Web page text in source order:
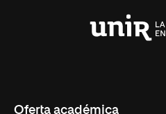
Oferta académica